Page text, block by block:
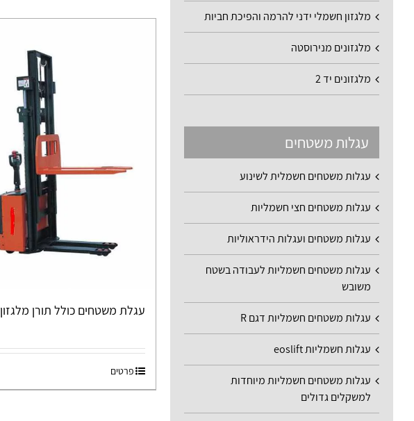
עגלת משטחים כולל תורן מלגזון R105
פרטים
מלגזון חשמלי ידני להרמה והפיכת חביות
מלגזונים מנירוסטה
מלגזונים יד 2
עגלות משטחים
עגלות משטחים חשמלית לשינוע
עגלות משטחים חצי חשמליות
עגלות משטחים ועגלות הידראוליות
עגלות משטחים חשמליות לעבודה בשטח
משובש
עגלות משטחים חשמליות דגם R
עגלות חשמליות eoslift
עגלות משטחים חשמליות מיוחדות
למשקלים גדולים